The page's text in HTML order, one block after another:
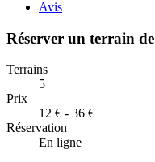
Avis
Réserver un terrain de
Terrains
5
Prix
12 € - 36 €
Réservation
En ligne